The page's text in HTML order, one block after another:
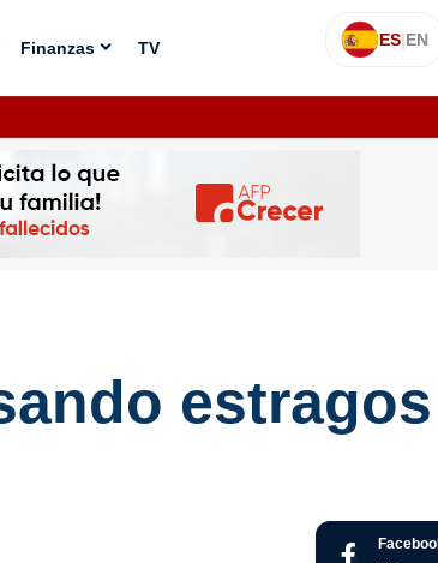
Finanzas TV ES|EN